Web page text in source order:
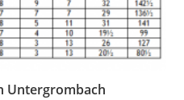
Untergrombach